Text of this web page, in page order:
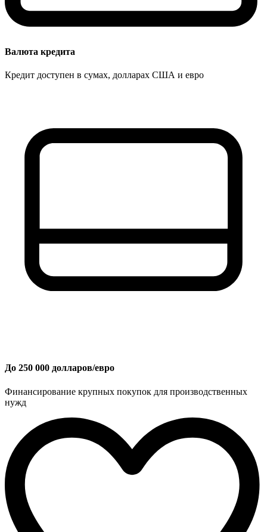
Валюта кредита
Кредит доступен в сумах, долларах США и евро
До 250 000 долларов/евро
Финансирование крупных покупок для производственных
нужд